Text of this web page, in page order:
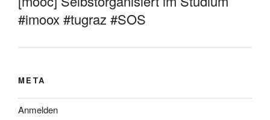
#imoox #tugraz #SOS
META
Anmelden